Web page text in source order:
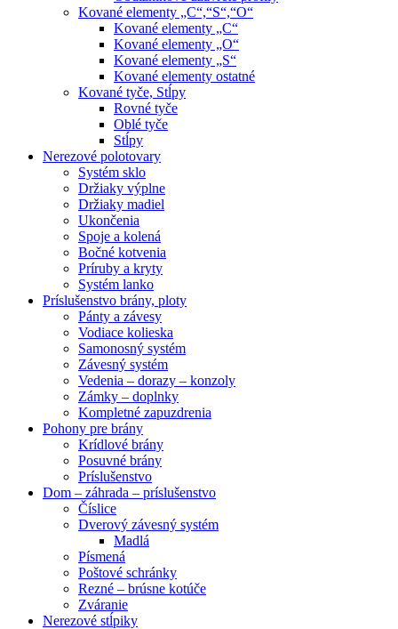
Kované elementy „C“,“S“,“O“
Kované elementy „C“
Kované elementy „O“
Kované elementy „S“
Kované elementy ostatné
Kované tyče, Stĺpy
Rovné tyče
Oblé tyče
Stĺpy
Nerezové polotovary
Systém sklo
Držiaky výplne
Držiaky madiel
Ukončenia
Spoje a kolená
Bočné kotvenia
Príruby a kryty
Systém lanko
Príslušenstvo brány, ploty
Pánty a závesy
Vodiace kolieska
Samonosný systém
Závesný systém
Vedenia – dorazy – konzoly
Zámky – doplnky
Kompletné zapuzdrenia
Pohony pre brány
Krídlové brány
Posuvné brány
Príslušenstvo
Dom – záhrada – príslušenstvo
Číslice
Dverový závesný systém
Madlá
Písmená
Poštové schránky
Rezné – brúsne kotúče
Zváranie
Nerezové stĺpiky